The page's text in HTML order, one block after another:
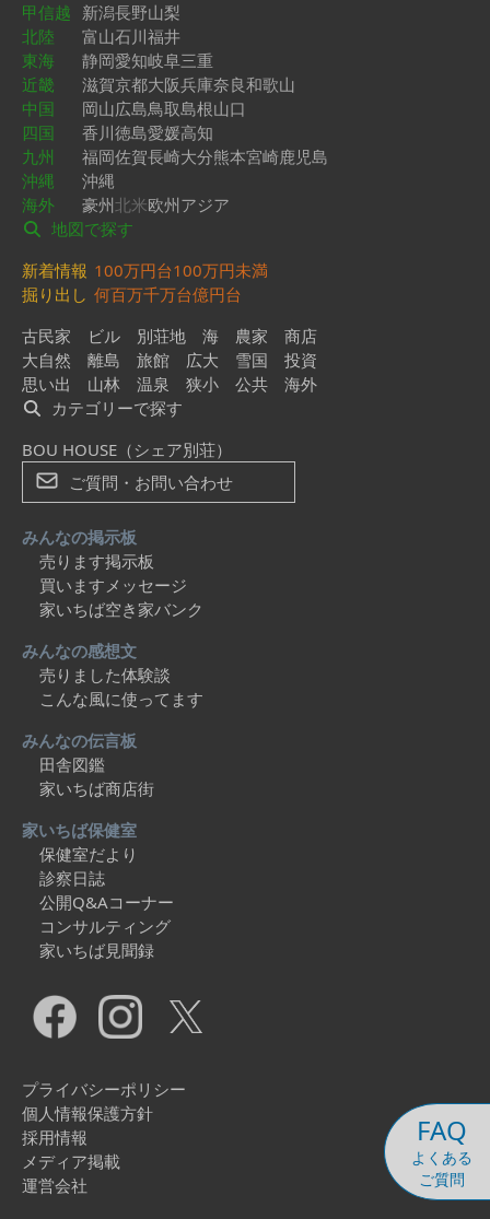
FAQ
よくある
ご質問
甲信越 新潟長野山梨
北陸
富山石川福井
東海
静岡愛知岐阜三重
近畿
滋賀京都大阪兵庫奈良和歌山
中国
岡山広島鳥取島根山口
四国
香川徳島愛媛高知
九州
福岡佐賀長崎大分熊本宮崎鹿児島
沖縄
沖縄
海外
豪州北米欧州アジア
地図で探す
新着情報 100万円台100万円未満
掘り出し 何百万千万台億円台
古民家
ビル 別荘地 海 農家
商店
大自然
離島 旅館 広大 雪国
投資
思い出
山林 温泉 狭小 公共
海外
カテゴリーで探す
BOU HOUSE（シェア別荘）
ご質問・お問い合わせ
みんなの掲示板
売ります掲示板
買いますメッセージ
家いちば空き家バンク
みんなの感想文
売りました体験談
こんな風に使ってます
みんなの伝言板
田舎図鑑
家いちば商店街
家いちば保健室
保健室だより
診察日誌
公開Q&Aコーナー
コンサルティング
家いちば見聞録
プライバシーポリシー
個人情報保護方針
採用情報
メディア掲載
運営会社